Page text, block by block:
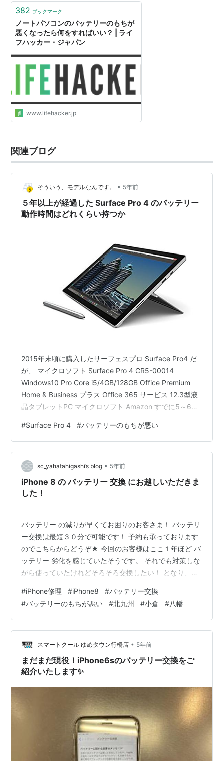
と切れてしまいます。 しば…
382 ブックマーク
ノートパソコンのバッテリーのもちが
悪くなったら何をすればいい？ | ライ
フハッカー・ジャパン
www.lifehacker.jp
関連ブログ
そういう、モデルなんです。 • 5年前
５年以上が経過した Surface Pro 4 のバッテリー
動作時間はどれくらい持つか
2015年末頃に購入したサーフェスプロ Surface Pro4 だ
が、 マイクロソフト Surface Pro 4 CR5-00014
Windows10 Pro Core i5/4GB/128GB Office Premium
Home & Business プラス Office 365 サービス 12.3型液
晶タブレットPC マイクロソフト Amazon すでに5～6年
っており、バッテリーがへたってきた。 tombi-
aburage.hatenablog.jp 2023/1/26 追記：さらに2年経つ
と、YouTube 動画を3～4本観…
#Surface Pro 4 #バッテリーのもちが悪い
sc_yahatahigashi’s blog • 5年前
iPhone 8 の バッテリー 交換 にお越しいただきま
した！
バッテリー の減りが早くてお困りのお客さま！ バッテリ
ー交換は最短３０分で可能です！ 予約も承っております
のでこちらからどうぞ★ 今回のお客様はここ１年ほど バ
ッテリー 劣化を感じていたそうです。 それでも対策しな
がら使っていたけれどそろそろ交換したい！ となり、お
りました。 修理前、 バッテリー の状態を確認した所
【サービス 70％】と表示されていましたが、 交換後は
【１００％】の表示になりました!(^^)! 様々なお客様の端
末を見ていると、 バッテリー の状態が70％台になると
途端にいろんな症状が出てきて困ることが多いように感
じ…
#iPhone修理 #iPhone8 #バッテリー交換
#バッテリーのもちが悪い #北九州 #小倉 #八幡
スマートクール ゆめタウン行橋店 • 5年前
まだまだ現役！iPhone6sのバッテリー交換をご
紹介いたします✨